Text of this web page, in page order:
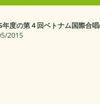
度の第４回ベトナム国際合
2015